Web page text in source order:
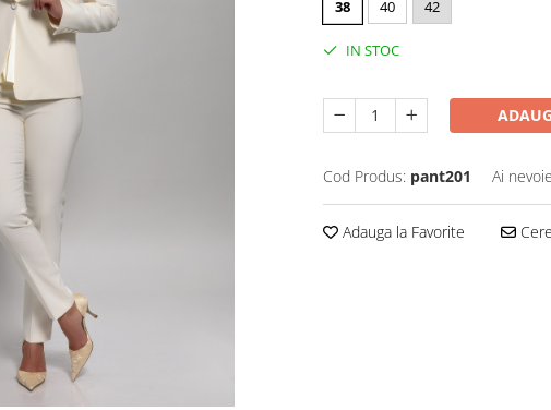
38 40 42
IN STOC
Cod Produs: pant201 Ai
Adauga la Favorite